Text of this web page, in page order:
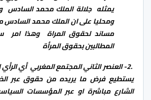
يمثله جلالة الملك محمد السادس
ومحليا على ان الملك محمد السادس
مساند لحقوق المراة وهذا
المطالبين بحقوق المرأة
.2- العنصر الثاني المجتمع المغربي أي
يستطيع فرض ما يريده من حقوق عبر
الشارع مباشرة او عبر المؤسسات